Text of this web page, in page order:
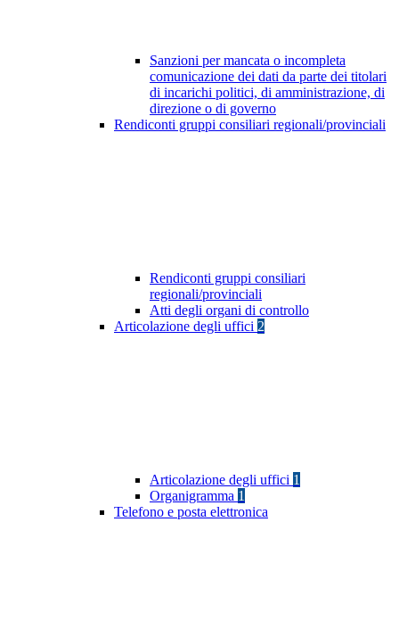
Sanzioni per mancata o incompleta
comunicazione dei dati da parte dei titolari
di incarichi politici, di amministrazione, di
direzione o di governo
Rendiconti gruppi consiliari regionali/provinciali
Rendiconti gruppi consiliari
regionali/provinciali
Atti degli organi di controllo
Articolazione degli uffici 2
Articolazione degli uffici 1
Organigramma 1
Telefono e posta elettronica